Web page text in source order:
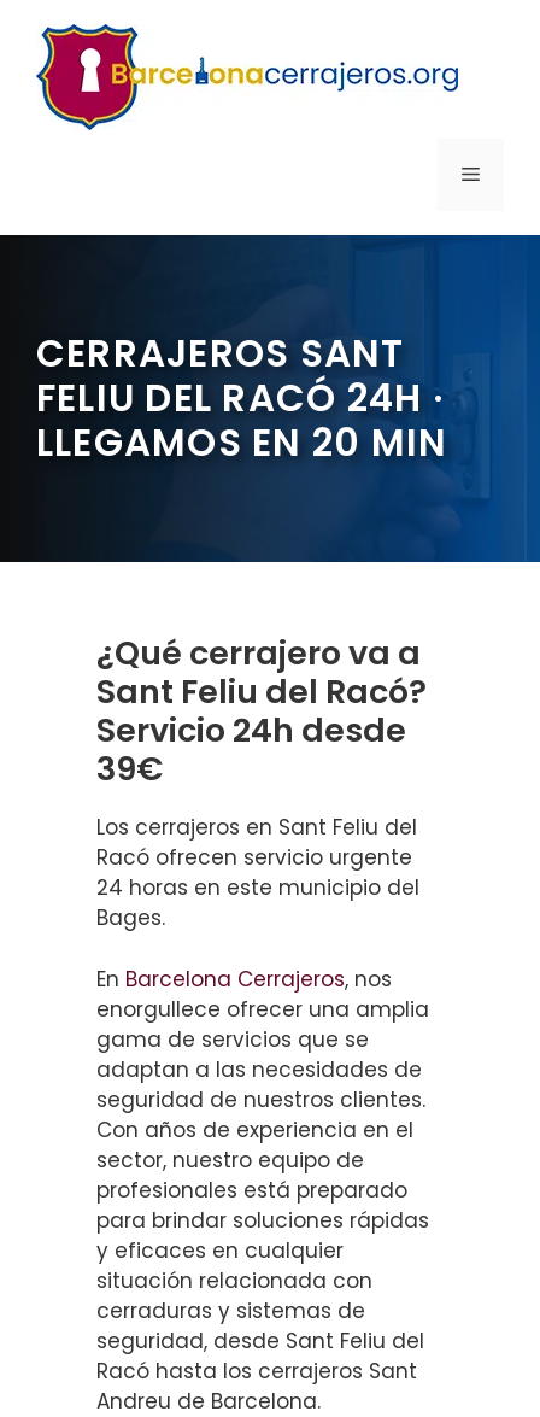
contenido
MENÚ
CERRAJEROS SANT
FELIU DEL RACÓ 24H ·
LLEGAMOS EN 20 MIN
¿Qué cerrajero va a
Sant Feliu del Racó?
Servicio 24h desde
39€
Los cerrajeros en Sant Feliu del
Racó ofrecen servicio urgente
24 horas en este municipio del
Bages.
En Barcelona Cerrajeros, nos
enorgullece ofrecer una amplia
gama de servicios que se
adaptan a las necesidades de
seguridad de nuestros clientes.
Con años de experiencia en el
sector, nuestro equipo de
profesionales está preparado
para brindar soluciones rápidas
y eficaces en cualquier
situación relacionada con
cerraduras y sistemas de
seguridad, desde Sant Feliu del
Racó hasta los cerrajeros Sant
Andreu de Barcelona.